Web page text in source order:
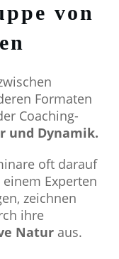
von
Formaten
Coaching-
und Dynamik.
oft darauf
Experten
zeichnen
ihre
Natur aus.